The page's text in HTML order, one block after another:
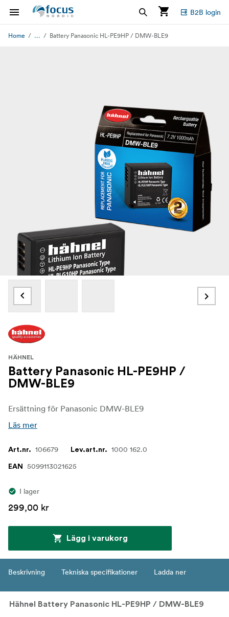
B2B login
Home ... Battery Panasonic HL-PE9HP / DMW-BLE9
HÄHNEL
Battery Panasonic HL-PE9HP /
DMW-BLE9
Ersättning för Panasonic DMW-BLE9
Läs mer
Art.nr. 106679 Lev.art.nr. 1000 162.0
EAN 5099113021625
I lager
299,00 kr
Lägg i varukorg
Beskrivning Tekniska specifikationer Ladda ner
Hähnel Battery Panasonic HL-PE9HP / DMW-BLE9